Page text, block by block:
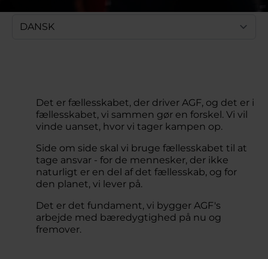
Det er fællesskabet, der driver AGF, og det er i
fællesskabet, vi sammen gør en forskel. Vi vil
vinde uanset, hvor vi tager kampen op.
Side om side skal vi bruge fællesskabet til at
tage ansvar - for de mennesker, der ikke
naturligt er en del af det fællesskab, og for
den planet, vi lever på.
Det er det fundament, vi bygger AGF's
arbejde med bæredygtighed på nu og
fremover.